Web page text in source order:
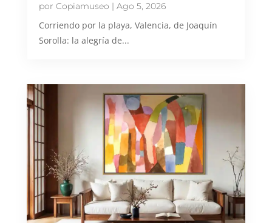
por Copiamuseo | Ago 5, 2026
Corriendo por la playa, Valencia, de Joaquín
Sorolla: la alegría de...